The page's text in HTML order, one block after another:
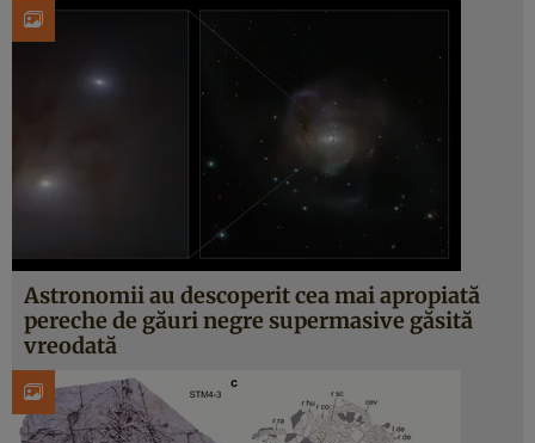
Astronomii au descoperit cea mai apropiată
pereche de găuri negre supermasive găsită
vreodată